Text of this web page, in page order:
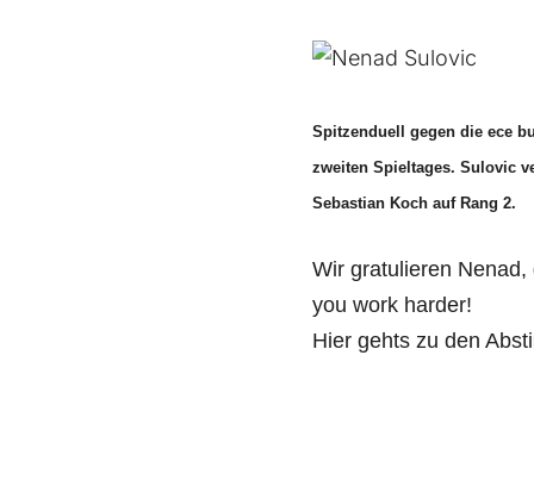
Spitzenduell gegen die ece
zweiten Spieltages. Sulovic
Sebastian Koch auf Rang 2.
Wir gratulieren
you work harder!
Hier gehts zu den